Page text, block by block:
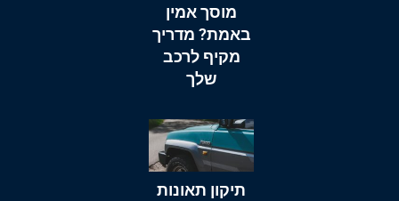
מוסך אמין
באמת? מדריך
מקיף לרכב
שלך
תיקון תאונות